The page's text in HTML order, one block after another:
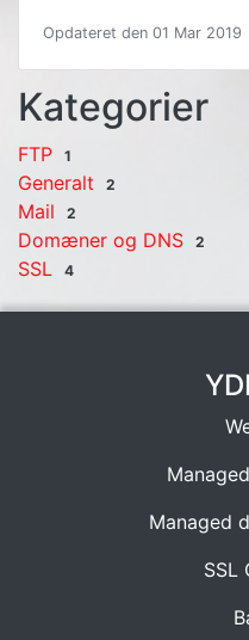
Opdateret den 01 Mar 2019
Kategorier
FTP 1
Generalt 2
Mail 2
Domæner og DNS 2
SSL 4
Managed
SSL